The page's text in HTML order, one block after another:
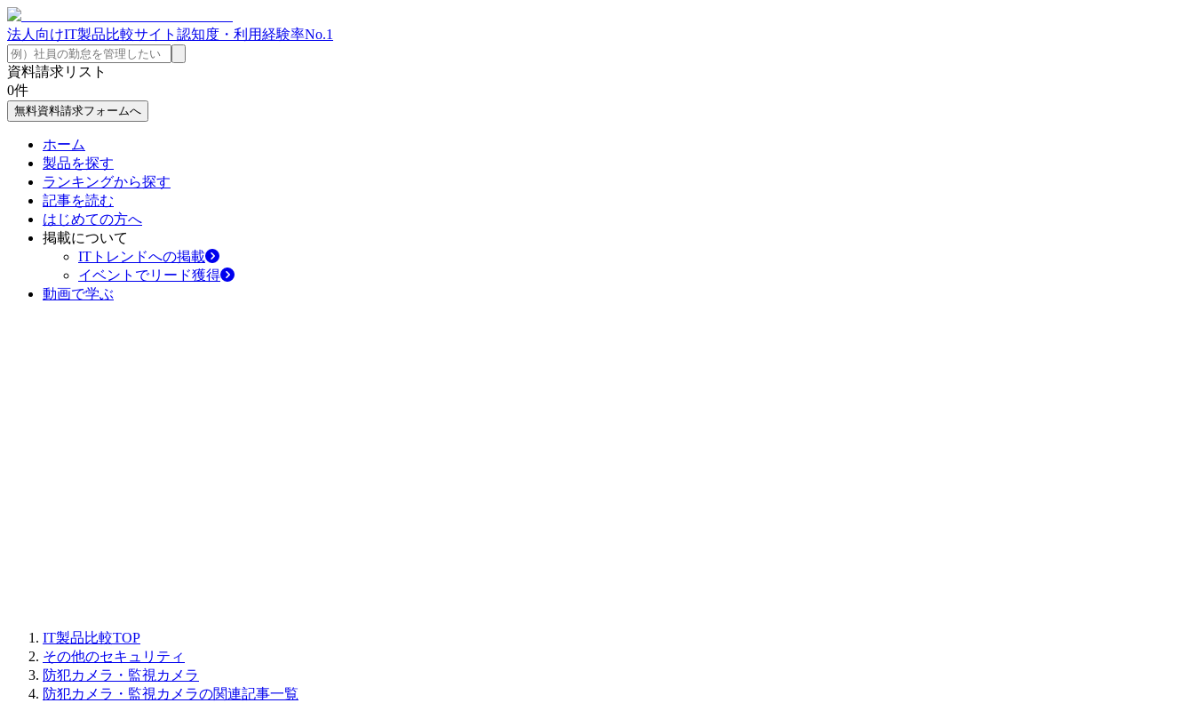
法人向けIT製品比較サイト 認知度・利用経験率No.1
資料請求リスト
0件
無料資料請求フォームへ
ホーム
製品を探す
ランキングから探す
記事を読む
はじめての方へ
掲載について
ITトレンドへの掲載
イベントでリード獲得
動画で学ぶ
IT製品比較TOP
その他のセキュリティ
防犯カメラ・監視カメラ
防犯カメラ・監視カメラの関連記事一覧